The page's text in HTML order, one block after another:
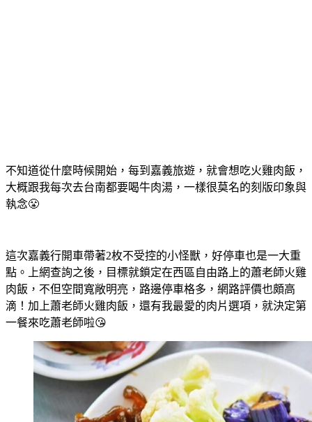
不知道從什麼時候開始，每到嘉義旅遊，就會想吃火雞肉飯，
大概跟我每次去台南都要喝牛肉湯，一樣很莫名的刻版印象與
執念😤
這次嘉義行開車帶著2枚不受控的小怪獸，好停車也是一大重
點。上網查詢之後，目標就鎖定在西區自由路上的蕭老師火雞
肉飯，不但空間寬敞明亮，路邊停車格多，網路評價也頗高
滴！加上蕭老師火雞肉飯，還有我最愛的肉片選項，就決定第
一餐來吃蕭老師啦😘